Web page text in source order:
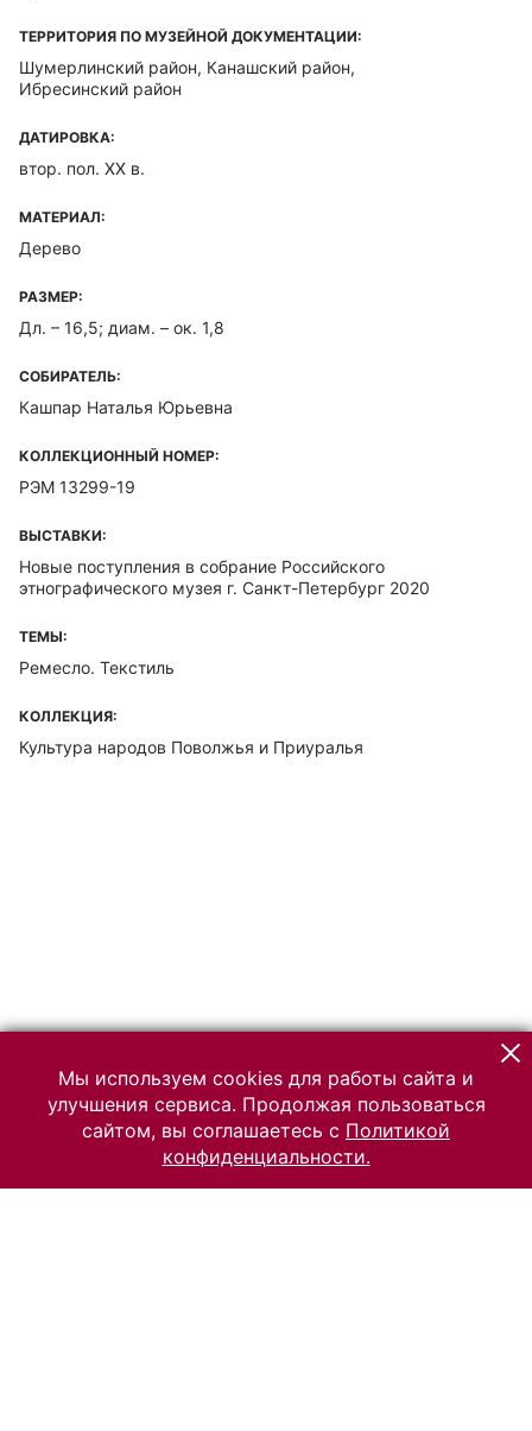
ТЕРРИТОРИЯ ПО МУЗЕЙНОЙ ДОКУМЕНТАЦИИ:
Шумерлинский район, Канашский район,
Ибресинский район
ДАТИРОВКА:
втор. пол. XX в.
МАТЕРИАЛ:
Дерево
РАЗМЕР:
Дл. – 16,5; диам. – ок. 1,8
СОБИРАТЕЛЬ:
Кашпар Наталья Юрьевна
КОЛЛЕКЦИОННЫЙ НОМЕР:
РЭМ 13299-19
ВЫСТАВКИ:
Новые поступления в собрание Российского
этнографического музея г. Санкт-Петербург 2020
ТЕМЫ:
Ремесло. Текстиль
КОЛЛЕКЦИЯ:
Культура народов Поволжья и Приуралья
Мы используем cookies для работы сайта и
улучшения сервиса. Продолжая пользоваться
сайтом, вы соглашаетесь с Политикой
конфиденциальности.